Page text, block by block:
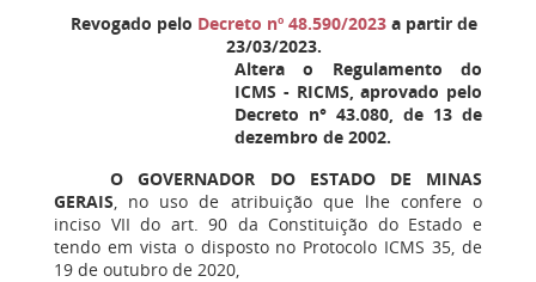
Revogado pelo Decreto nº 48.590/2023a partir de
23/03/2023.
Altera o Regulamento do
ICMS - RICMS, aprovado pelo
Decreto n° 43.080, de 13 de
dezembro de 2002.
O GOVERNADOR DO ESTADO DE MINAS
GERAIS, no uso de atribuição que lhe confere o
inciso VII do art. 90 da Constituição do Estado e
tendo em vista o disposto no Protocolo ICMS 35, de
19 de outubro de 2020,